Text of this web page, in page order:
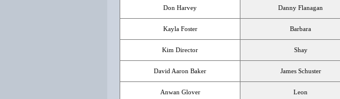
Don Harvey Danny Flanagan
Kayla Foster Barbara
Kim Director Shay
David Aaron Baker James Schuster
Anwan Glover Leon